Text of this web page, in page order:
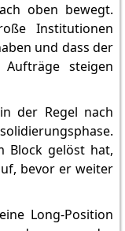
oben bewegt.
Institutionen
und dass der
steigen
der Regel nach
Block gelöst hat,
bevor er weiter
Long-Position